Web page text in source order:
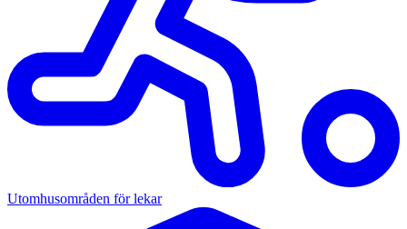
Utomhusområden för lekar